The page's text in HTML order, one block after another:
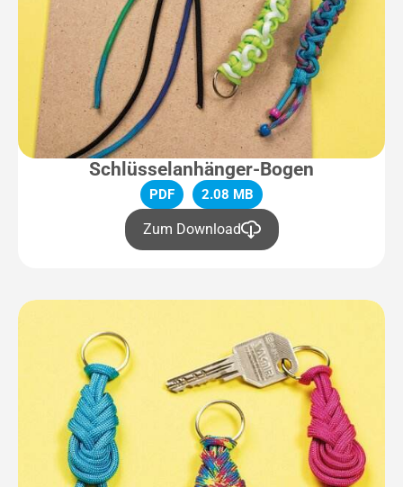
Schlüsselanhänger-Bogen
PDF 2.08 MB
Zum Download